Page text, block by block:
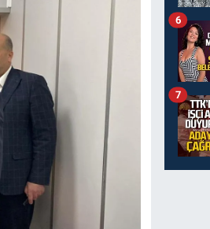
6
7